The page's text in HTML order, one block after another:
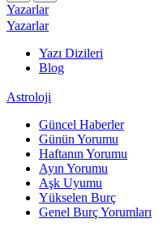
Yazarlar
Yazarlar
Yazı Dizileri
Blog
Astroloji
Güncel Haberler
Günün Yorumu
Haftanın Yorumu
Ayın Yorumu
Aşk Uyumu
Yükselen Burç
Genel Burç Yorumları